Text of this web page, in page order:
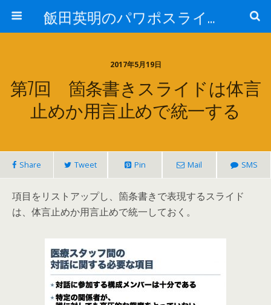
飯田英明のパワポスライド パワーアップ道場
2017年5月19日
第7回 箇条書きスライドは体言
止めか用言止めで統一する
Share Tweet Pin Mail SMS
項目をリストアップし、箇条書きで表現するスライド
は、体言止めか用言止めで統一しておく。